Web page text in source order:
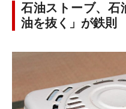
石油ストーブ、石
油を抜く」が鉄則